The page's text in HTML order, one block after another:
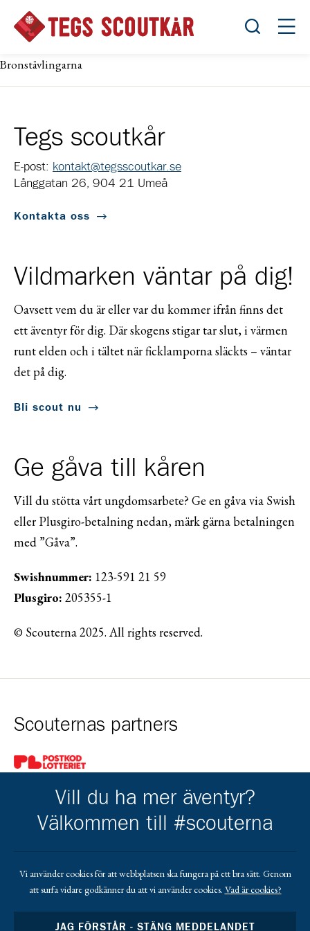
Öppna
Bronstävlingarna
Tegs scoutkår
E-post: kontakt@tegsscoutkar.se
Långgatan 26, 904 21 Umeå
Kontakta oss
Vildmarken väntar på dig!
Oavsett vem du är eller var du kommer ifrån finns det
ett äventyr för dig. Där skogens stigar tar slut, i värmen
runt elden och i tältet när ficklamporna släckts – väntar
det på dig.
Bli scout nu
Ge gåva till kåren
Vill du stötta vårt ungdomsarbete? Ge en gåva via Swish
eller Plusgiro-betalning nedan, märk gärna betalningen
med ”Gåva”.
Swishnummer: 123-591 21 59
Plusgiro: 205355-1
© Scouterna 2025. All rights reserved.
Scouternas partners
Gå till pl_50
Gå till https://www.mera.se/Gå till https://www.lansforsakringar.se/
Gå till https://
Vill du ha mer äventyr?
Välkommen till #scouterna
Vi använder cookies för att webbplatsen ska fungera på ett bra sätt. Genom
att surfa vidare godkänner du att vi använder cookies. Vad är cookies?
JAG FÖRSTÅR - STÄNG MEDDELANDET